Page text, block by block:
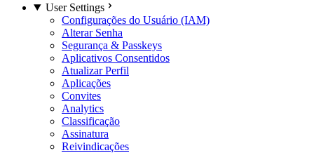
User Settings
Configurações do Usuário (IAM)
Alterar Senha
Segurança & Passkeys
Aplicativos Consentidos
Atualizar Perfil
Aplicações
Convites
Analytics
Classificação
Assinatura
Reivindicações